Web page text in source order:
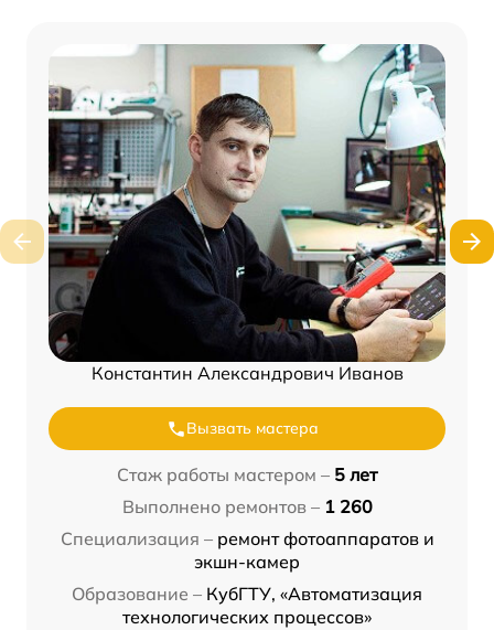
Константин Александрович Иванов
Вызвать мастера
Стаж работы мастером – 5 лет
Выполнено ремонтов – 1 260
Специализация – ремонт фотоаппаратов и
экшн-камер
Образование – КубГТУ, «Автоматизация
технологических процессов»